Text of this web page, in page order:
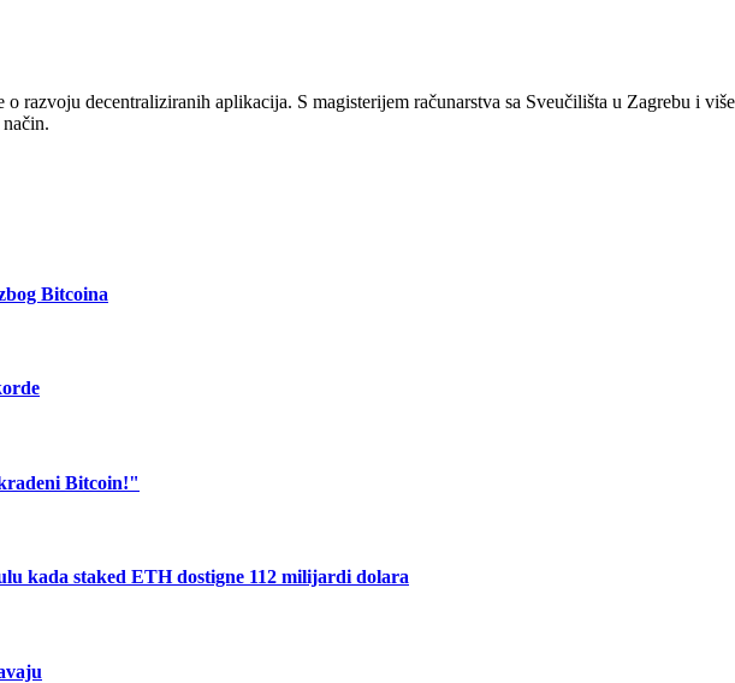
razvoju decentraliziranih aplikacija. S magisterijem računarstva sa Sveučilišta u Zagrebu i
Bitcoina
Bitcoin!"
kada staked ETH dostigne 112 milijardi dolara